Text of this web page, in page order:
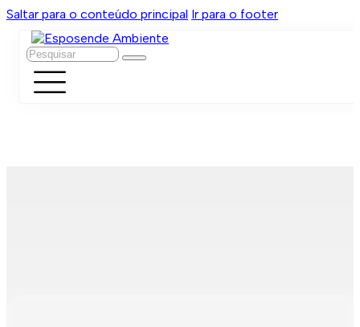
Saltar para o conteúdo principal Ir para o footer
Pesquisar